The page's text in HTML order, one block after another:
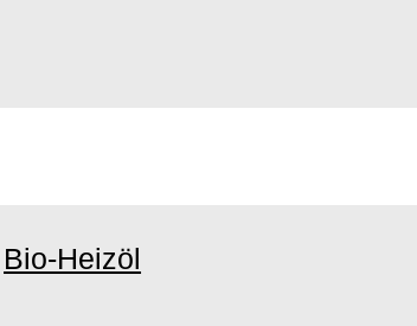
Bio-Heizöl